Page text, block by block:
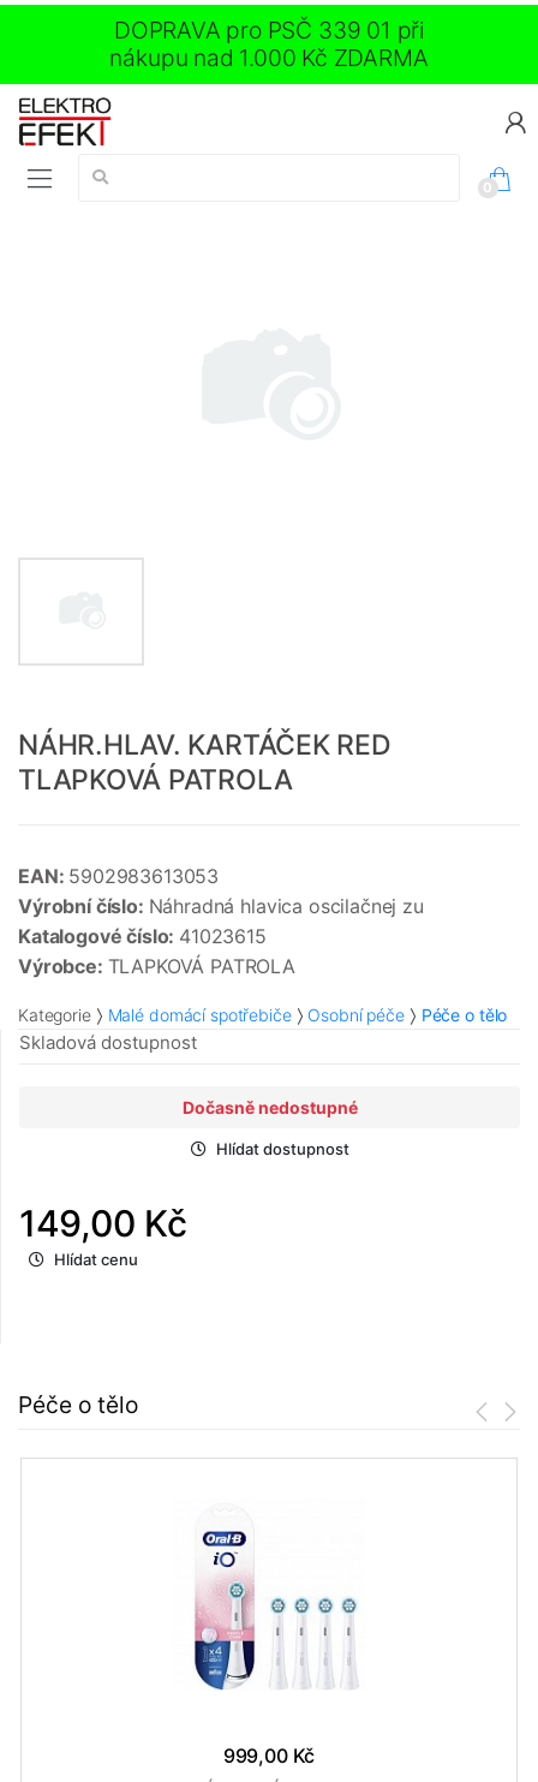
DOPRAVA pro PSČ 339 01 při
nákupu nad 1.000 Kč ZDARMA
Vyhledávání:
0
NÁHR.HLAV. KARTÁČEK RED
TLAPKOVÁ PATROLA
EAN: 5902983613053
Výrobní číslo: Náhradná hlavica oscilačnej zu
Katalogové číslo: 41023615
Výrobce: TLAPKOVÁ PATROLA
Kategorie Malé domácí spotřebiče Osobní péče Péče o tělo
Skladová dostupnost
Dočasně nedostupné
Hlídat dostupnost
149,00 Kč
Hlídat cenu
Péče o tělo
999,00 Kč